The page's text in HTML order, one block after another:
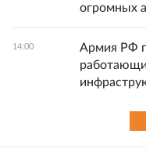
огромных
14:00
Армия РФ